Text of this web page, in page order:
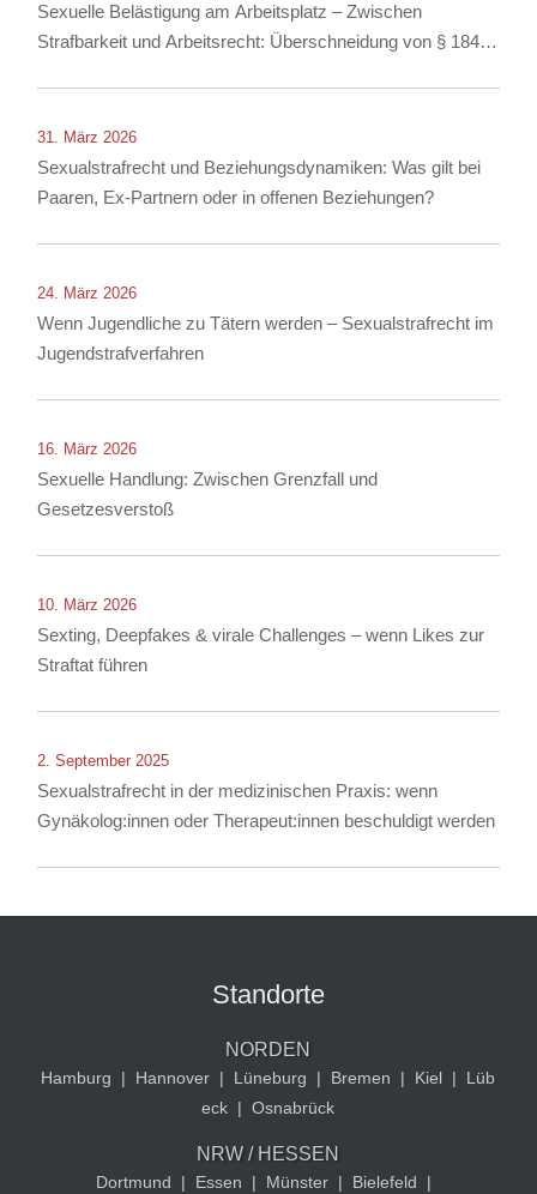
Sexuelle Belästigung am Arbeitsplatz – Zwischen
Strafbarkeit und Arbeitsrecht: Überschneidung von § 184i
31. März 2026
Sexualstrafrecht und Beziehungsdynamiken: Was gilt bei
Paaren, Ex-Partnern oder in offenen Beziehungen?
24. März 2026
Wenn Jugendliche zu Tätern werden – Sexualstrafrecht im
Jugendstrafverfahren
16. März 2026
Sexuelle Handlung: Zwischen Grenzfall und
Gesetzesverstoß
10. März 2026
Sexting, Deepfakes & virale Challenges – wenn Likes zur
Straftat führen
2. September 2025
Sexualstrafrecht in der medizinischen Praxis: wenn
Gynäkolog:innen oder Therapeut:innen beschuldigt werden
Standorte
NORDEN
Hamburg | Hannover | Lüneburg | Bremen | Kiel |
Lüb
eck | Osnabrück
NRW / HESSEN
Dortmund | Essen | Münster | Bielefeld
|